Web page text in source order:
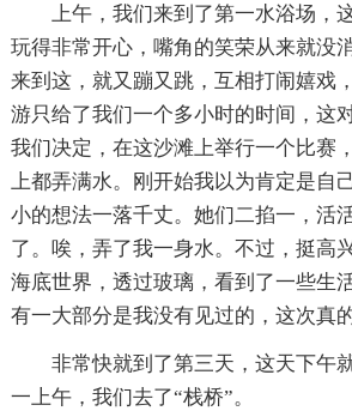
上午，我们来到了第一水浴场，
玩得非常开心，嘴角的笑荣从来就没
来到这，就又蹦又跳，互相打闹嬉戏
游只给了我们一个多小时的时间，这
我们决定，在这沙滩上举行一个比赛
上都弄满水。刚开始我以为肯定是自
小的想法一落千丈。她们二掐一，活
了。唉，弄了我一身水。不过，挺高
海底世界，透过玻璃，看到了一些生
有一大部分是我没有见过的，这次真
非常快就到了第三天，这天下午
一上午，我们去了“栈桥”。